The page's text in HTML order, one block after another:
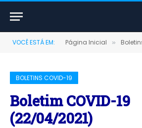
VOCÊ ESTÁ EM: Página Inicial »
BOLETINS COVID-19
Boletim COVID-19
(22/04/2021)